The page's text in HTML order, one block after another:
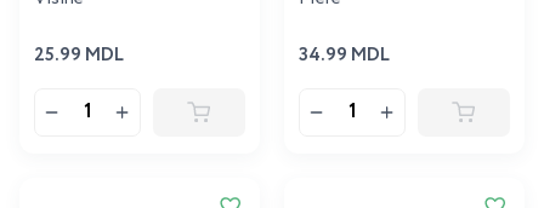
25.99 MDL 34.99 MDL